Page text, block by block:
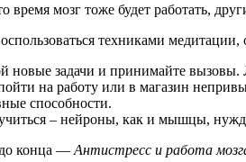
время мозг тоже будет работать,
техниками
новые задачи и принимайте
на работу или в магазин
способности.
– нейроны, как и мышцы,
конца — Антистресс и работа